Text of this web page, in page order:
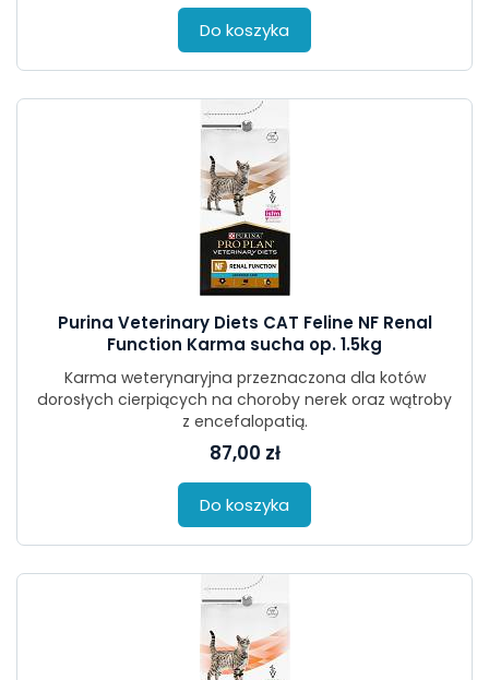
Do koszyka
Purina Veterinary Diets CAT Feline NF Renal
Function Karma sucha op. 1.5kg
Karma weterynaryjna przeznaczona dla kotów
dorosłych cierpiących na choroby nerek oraz wątroby
z encefalopatią.
87,00 zł
Do koszyka